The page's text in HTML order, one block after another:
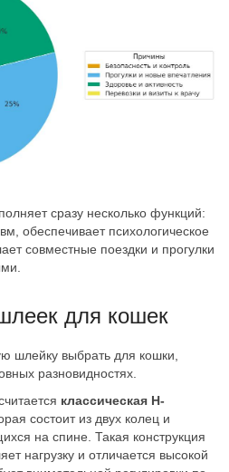
сразу несколько функций:
обеспечивает психологическое
совместные поездки и прогулки
для кошек
шлейку выбрать для кошки,
разновидностях.
классическая H-
состоит из двух колец и
на спине. Такая конструкция
нагрузку и отличается высокой